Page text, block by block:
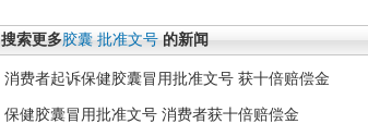
搜索更多胶囊 批准文号 的新闻
消费者起诉保健胶囊冒用批准文号 获十倍赔偿金
保健胶囊冒用批准文号 消费者获十倍赔偿金